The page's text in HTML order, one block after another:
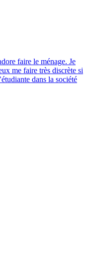
faire le ménage. Je
me faire très discrète si
dans la société